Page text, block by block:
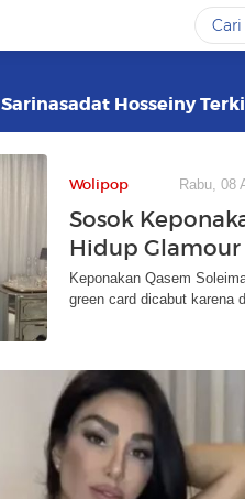
Hosseiny
Wolipop Rabu, 08
Sosok
Hidup Glamour
Keponakan Qasem
green card dicabut karena